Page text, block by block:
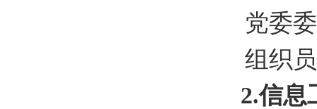
党委
组织
2.信息